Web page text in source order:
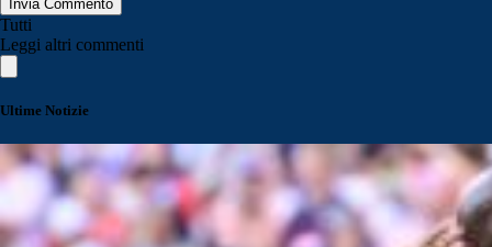
Invia Commento
Tutti
Leggi altri commenti
Ultime Notizie